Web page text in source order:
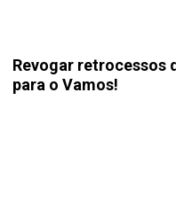
Revogar retrocessos
para o Vamos!